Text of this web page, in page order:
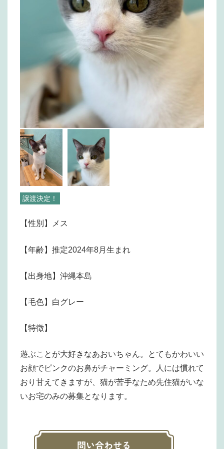
譲渡決定！
【性別】メス
【年齢】推定2024年8月生まれ
【出身地】沖縄本島
【毛色】白グレー
【特徴】
遊ぶことが大好きなあおいちゃん。とてもかわいい
お顔でピンクのお鼻がチャーミング。人には慣れて
おり甘えてきますが、猫が苦手なため先住猫がいな
いお宅のみの募集となります。